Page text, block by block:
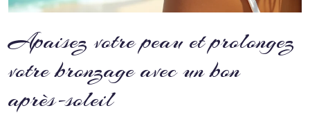
Apaisez votre peau et prolongez
votre bronzage avec un bon
après-soleil